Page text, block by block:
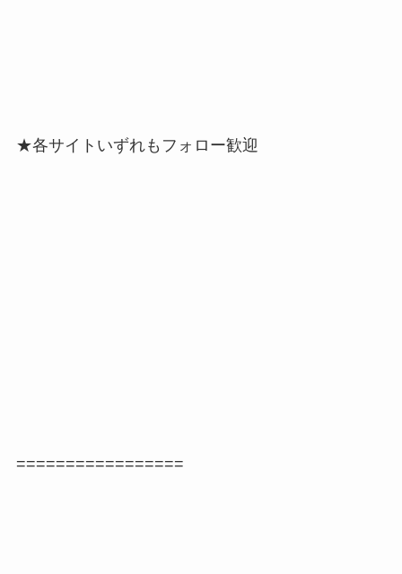
★各サイトいずれもフォロー歓迎
=================